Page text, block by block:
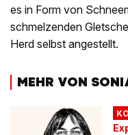
es in Form von
schmelzenden
Herd selbst angestellt.
MEHR VON